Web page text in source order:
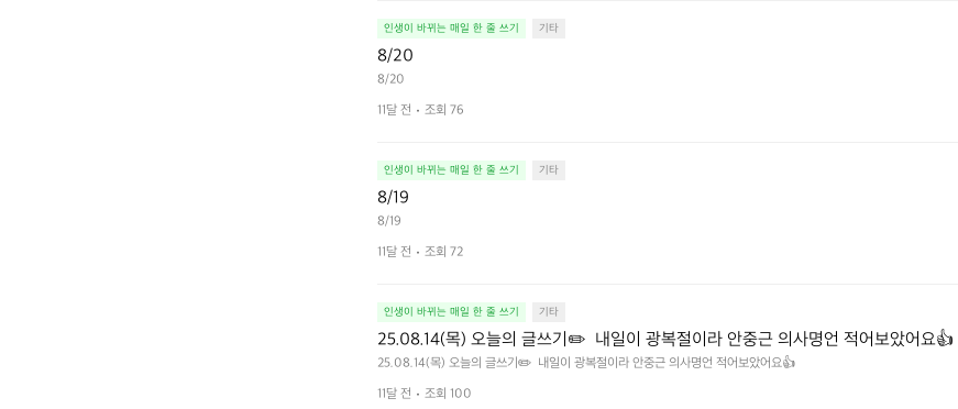
인생이 바뀌는 매일 한 줄 쓰기 기타
8/20
8/20
11달 전 조회 76
인생이 바뀌는 매일 한 줄 쓰기 기타
8/19
8/19
11달 전 조회 72
인생이 바뀌는 매일 한 줄 쓰기 기타
25.08.14(목) 오늘의 글쓰기✏️  내일이 광복절이라 안중근 의사명언 적어보았어요👍
25.08.14(목) 오늘의 글쓰기✏️  내일이 광복절이라 안중근 의사명언 적어보았어요👍
11달 전 조회 100